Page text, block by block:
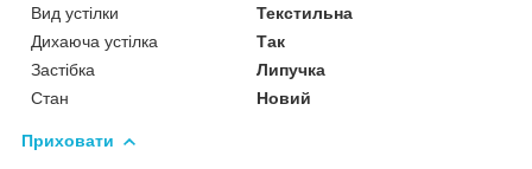
Вид устілки
Текстильна
Дихаюча устілка
Так
Застібка
Липучка
Стан
Новий
Приховати